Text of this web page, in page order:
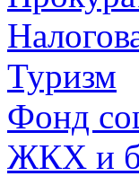
Туризм
Фонд
ЖКХ и